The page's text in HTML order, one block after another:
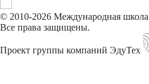
© 2010-2026 Международная
Все права защищены.
Проект группы компаний ЭдуТех